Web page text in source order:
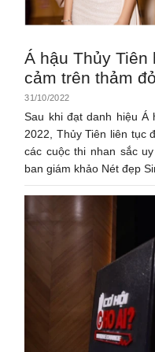
Á hậu Thủy
cảm trên thảm đỏ
31/10/2022
Sau khi đạt danh hiệu Á
2022, Thủy Tiên liên tục
các cuộc thi nhan sắc
ban giám khảo Nét đẹp